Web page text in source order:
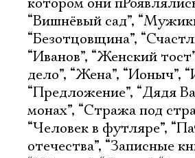
“Вишнёвый сад”,
“Безотцовщина”,
“Иванов”, “Женский
дело”, “Жена”, “Ионыч”,
“Предложение”, “Дядя
монах”, “Стража под
“Человек в футляре”,
отечества”, “Записные